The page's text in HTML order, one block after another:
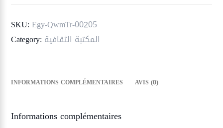
SKU: Egy-QwmTr-00205
Category: المكتبة الثقافية
INFORMATIONS COMPLÉMENTAIRES AVIS (0)
Informations complémentaires